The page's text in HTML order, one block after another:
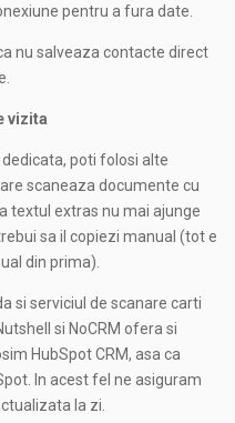
pentru a fura date.
nu salveaza contacte direct
vizita
poti folosi alte
scaneaza documente cu
textul extras nu mai ajunge
sa il copiezi manual (tot e
din prima).
si serviciul de scanare carti
si NoCRM ofera si
HubSpot CRM, asa ca
In acest fel ne asiguram
la zi.